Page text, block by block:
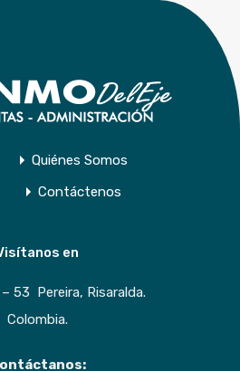
Quiénes Somos
Contáctenos
en
53 Pereira, Risaralda.
Colombia.